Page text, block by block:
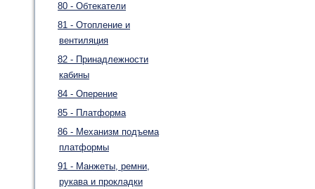
80 - Обтекатели
81 - Отопление и
вентиляция
82 - Принадлежности
кабины
84 - Оперение
85 - Платформа
86 - Механизм подъема
платформы
91 - Манжеты, ремни,
рукава и прокладки